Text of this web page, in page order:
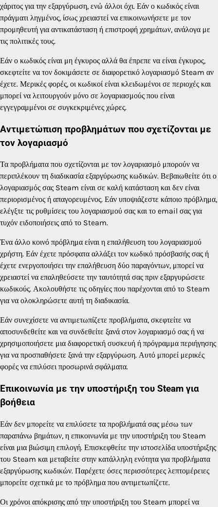
χάριτος για την εξαργύρωση, ενώ άλλοι όχι. Εάν ο κωδικός είναι
πράγματι ληγμένος, ίσως χρειαστεί να επικοινωνήσετε με τον
προμηθευτή για αντικατάσταση ή επιστροφή χρημάτων, ανάλογα με
τις πολιτικές τους.
Εάν ο κωδικός είναι μη έγκυρος αλλά θα έπρεπε να είναι έγκυρος,
σκεφτείτε να τον δοκιμάσετε σε διαφορετικό λογαριασμό Steam αν
έχετε. Μερικές φορές, οι κωδικοί είναι κλειδωμένοι σε περιοχές και
μπορεί να λειτουργούν μόνο σε λογαριασμούς που είναι
εγγεγραμμένοι σε συγκεκριμένες χώρες.
Αντιμετώπιση προβλημάτων που σχετίζονται με
τον λογαριασμό
Τα προβλήματα που σχετίζονται με τον λογαριασμό μπορούν να
περιπλέκουν τη διαδικασία εξαργύρωσης κωδικών. Βεβαιωθείτε ότι ο
λογαριασμός σας Steam είναι σε καλή κατάσταση και δεν είναι
περιορισμένος ή απαγορευμένος. Εάν υποψιάζεστε κάποιο πρόβλημα,
ελέγξτε τις ρυθμίσεις του λογαριασμού σας και το email σας για
τυχόν ειδοποιήσεις από το Steam.
Ένα άλλο κοινό πρόβλημα είναι η επαλήθευση του λογαριασμού
χρήστη. Εάν έχετε πρόσφατα αλλάξει τον κωδικό πρόσβασής σας ή
έχετε ενεργοποιήσει την επαλήθευση δύο παραγόντων, μπορεί να
χρειαστεί να επαληθεύσετε την ταυτότητά σας πριν εξαργυρώσετε
κωδικούς. Ακολουθήστε τις οδηγίες που παρέχονται από το Steam
για να ολοκληρώσετε αυτή τη διαδικασία.
Εάν συνεχίσετε να αντιμετωπίζετε προβλήματα, σκεφτείτε να
αποσυνδεθείτε και να συνδεθείτε ξανά στον λογαριασμό σας ή να
χρησιμοποιήσετε μια διαφορετική συσκευή ή πρόγραμμα περιήγησης
για να προσπαθήσετε ξανά την εξαργύρωση. Αυτό μπορεί μερικές
φορές να επιλύσει προσωρινά σφάλματα.
Επικοινωνία με την υποστήριξη του Steam για
βοήθεια
Εάν δεν μπορείτε να επιλύσετε τα προβλήματά σας μέσω των
παραπάνω βημάτων, η επικοινωνία με την υποστήριξη του Steam
είναι μια βιώσιμη επιλογή. Επισκεφθείτε την ιστοσελίδα υποστήριξης
του Steam και μεταβείτε στην κατάλληλη ενότητα για προβλήματα
εξαργύρωσης κωδικών. Παρέχετε όσες περισσότερες λεπτομέρειες
μπορείτε σχετικά με το πρόβλημα που αντιμετωπίζετε.
Οι χρόνοι απόκρισης από την υποστήριξη του Steam μπορεί να